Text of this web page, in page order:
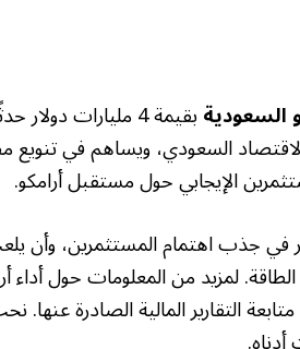
السعودية بقيمة 4 مليارات
السعودي، ويساهم في تنويع
الإيجابي حول مستقبل أرامكو.
في جذب اهتمام المستثمرين، وأن
لمزيد من المعلومات حول أداء
التقارير المالية الصادرة